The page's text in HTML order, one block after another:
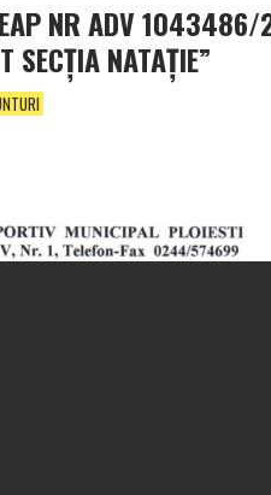
NR ADV
SECŢIA NATAŢIE”